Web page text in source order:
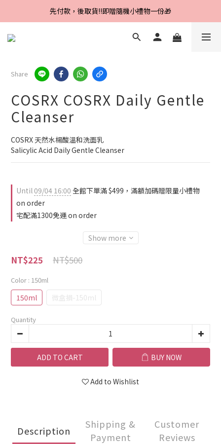
Line好友招募中，首購、回購皆贈100元
先付款，後取貨‼️即贈隨機小禮物一份🎁
Line好友招募中，首購、回購皆贈100元
Share
COSRX COSRX Daily Gentle
Cleanser
COSRX 天然水楊酸溫和洗面乳
Salicylic Acid Daily Gentle Cleanser
Until09/04 16:00 全館下單滿 $499，滿額加碼贈限量小禮物
on order
宅配滿1300免運 on order
Show more
NT$500
NT$225
Color : 150ml
150ml 微盒損-150ml
Quantity
ADD TO CART BUY NOW
Add to Wishlist
Description
Shipping &
Payment
Customer
Reviews